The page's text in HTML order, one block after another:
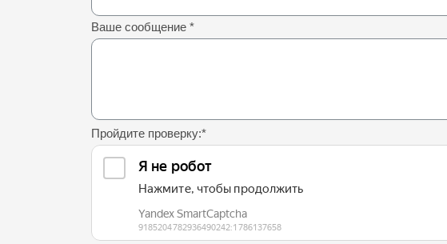
Ваше сообщение *
Пройдите проверку:*